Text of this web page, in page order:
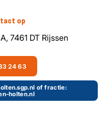
op
7461 DT Rijssen
24 63
of fractie:
holten.nl